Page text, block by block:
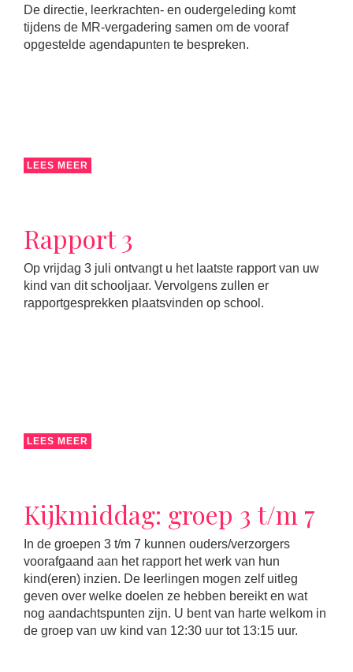
De directie, leerkrachten- en oudergeleding komt
tijdens de MR-vergadering samen om de vooraf
opgestelde agendapunten te bespreken.
LEES MEER
Rapport 3
Op vrijdag 3 juli ontvangt u het laatste rapport van uw
kind van dit schooljaar. Vervolgens zullen er
rapportgesprekken plaatsvinden op school.
LEES MEER
Kijkmiddag: groep 3 t/m 7
In de groepen 3 t/m 7 kunnen ouders/verzorgers
voorafgaand aan het rapport het werk van hun
kind(eren) inzien. De leerlingen mogen zelf uitleg
geven over welke doelen ze hebben bereikt en wat
nog aandachtspunten zijn. U bent van harte welkom in
de groep van uw kind van 12:30 uur tot 13:15 uur.